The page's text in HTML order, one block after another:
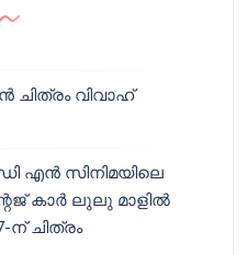
ചിത്രം വിവാഹ്
എൻ സിനിമയിലെ
കാർ ലുലു മാളിൽ
ന് ചിത്രം